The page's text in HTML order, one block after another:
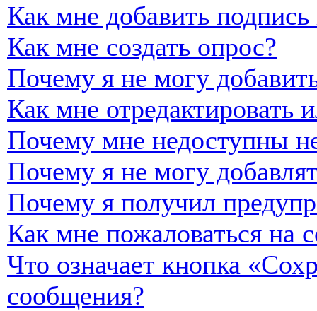
Как мне добавить
Как мне создать опрос?
Почему я не могу
Как мне отредактировать
Почему мне недоступны
Почему я не могу
Почему я получил
Как мне пожаловаться на
Что означает кнопка
сообщения?